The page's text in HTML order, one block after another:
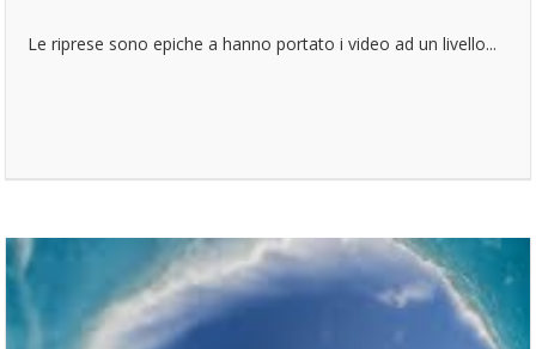
Le riprese sono epiche a hanno portato i video ad un livello...